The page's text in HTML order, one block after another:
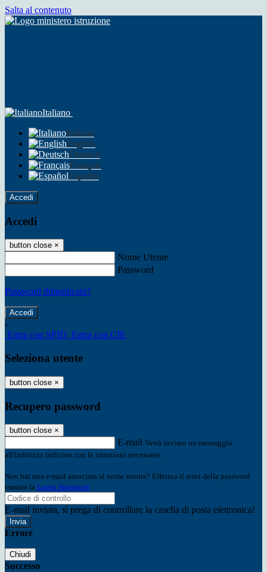
Salta al contenuto
Italiano
Italiano
English
Deutsch
Français
Español
Accedi
Accedi
button close ×
Nome Utente
Password
Password dimenticata?
-
Entra con SPID Entra con CIE
Seleziona utente
button close ×
Recupero password
button close ×
E-mail Verrà inviato un messaggio
all'indirizzo indicato con le istruzioni necessarie.
Non hai una e-mail associata al nome utente? Effettua il reset della password
tramite la Login Spaggiari
E-mail inviata, si prega di controllare la casella di posta elettronica!
Errore
Chiudi
Successo